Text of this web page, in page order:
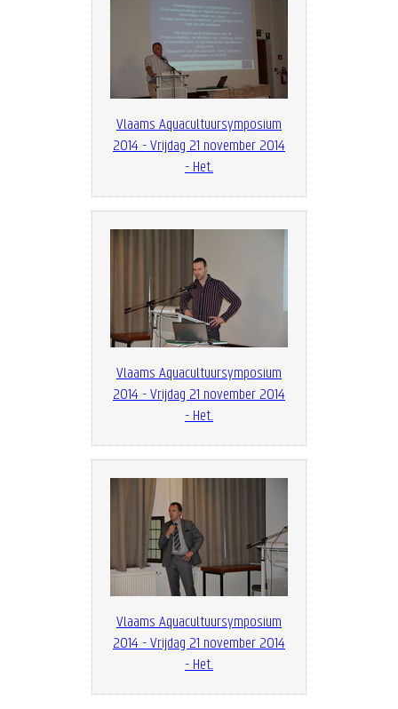
Vlaams Aquacultuursymposium
2014 - Vrijdag 21 november 2014
- Het...
Vlaams Aquacultuursymposium
2014 - Vrijdag 21 november 2014
- Het...
Vlaams Aquacultuursymposium
2014 - Vrijdag 21 november 2014
- Het...